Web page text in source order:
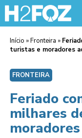
Início »Fronteira »
turistas e moradores
FRONTEIRA
Feriado
milhares